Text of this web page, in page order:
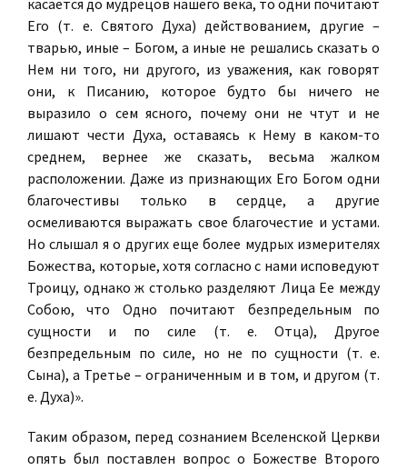
касается до мудрецов нашего века, то одни почитают
Его (т. е. Святого Духа) действованием, другие –
тварью, иные – Богом, а иные не решались сказать о
Нем ни того, ни другого, из уважения, как говорят
они, к Писанию, которое будто бы ничего не
выразило о сем ясного, почему они не чтут и не
лишают чести Духа, оставаясь к Нему в каком-то
среднем, вернее же сказать, весьма жалком
расположении. Даже из признающих Его Богом одни
благочестивы только в сердце, а другие
осмеливаются выражать свое благочестие и устами.
Но слышал я о других еще более мудрых измерителях
Божества, которые, хотя согласно с нами исповедуют
Троицу, однако ж столько разделяют Лица Ее между
Собою, что Одно почитают безпредельным по
сущности и по силе (т. е. Отца), Другое
безпредельным по силе, но не по сущности (т. е.
Сына), а Третье – ограниченным и в том, и другом (т.
е. Духа)».
Таким образом, перед сознанием Вселенской Церкви
опять был поставлен вопрос о Божестве Второго